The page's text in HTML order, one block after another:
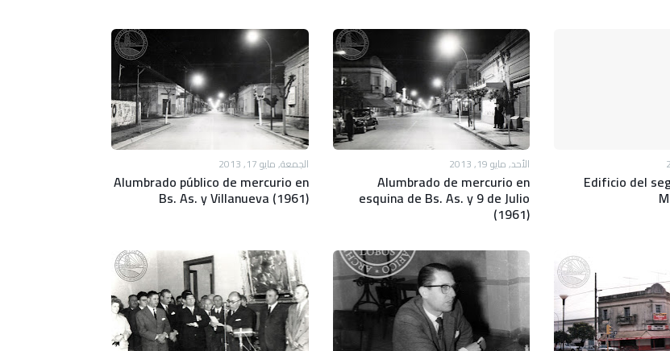
Edificio del
الأحد, مايو 19, 2013
Alumbrado de mercurio en
esquina de Bs. As. y 9 de Julio
(1961)
الجمعة, مايو 17, 2013
Alumbrado público de mercurio en
Bs. As. y Villanueva (1961)